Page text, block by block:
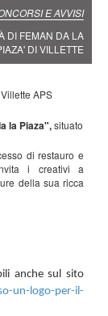
E AVVISI
DI FEMAN DA LA
DI VILLETTE
APS
la Piaza",situato
di restauro e
i creativi a
della sua ricca
anche sul sito
un-logo-per-il-